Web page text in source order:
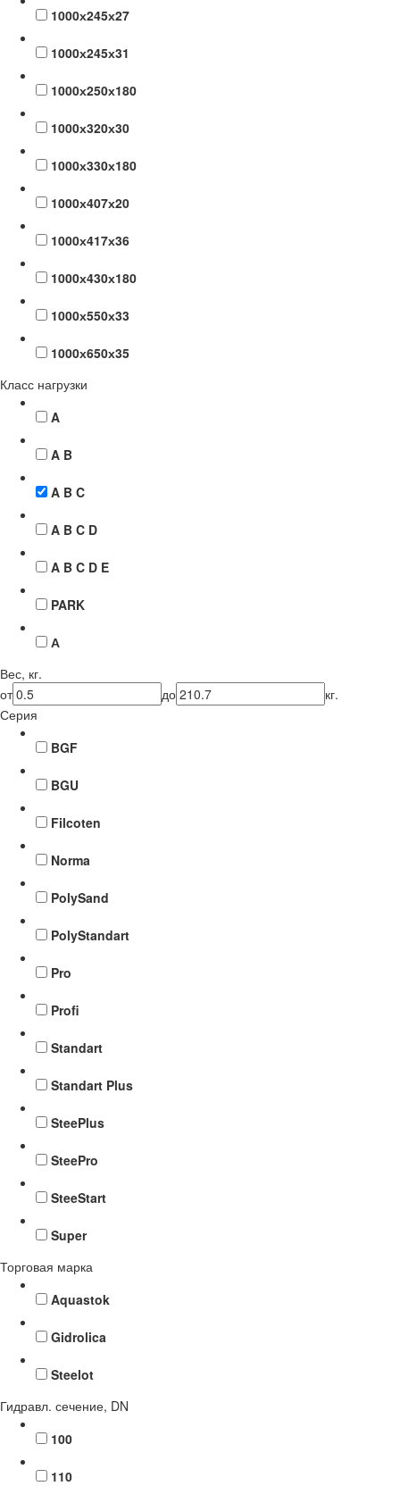
1000х245х27
1000х245х31
1000х250х180
1000х320х30
1000х330х180
1000х407х20
1000х417х36
1000х430х180
1000х550х33
1000х650х35
Класс нагрузки
A
A B
A B C
A B C D
A B C D E
PARK
А
Вес, кг.
от
до
кг.
Серия
BGF
BGU
Filcoten
Norma
PolySand
PolyStandart
Pro
Profi
Standart
Standart Plus
SteePlus
SteePro
SteeStart
Super
Торговая марка
Aquastok
Gidrolica
Steelot
Гидравл. сечение, DN
100
110